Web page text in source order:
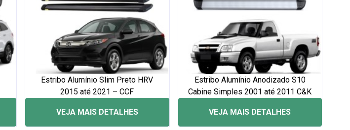
Estribo Alumínio Slim Preto HRV
2015 até 2021 – CCF
VEJA MAIS DETALHES
Estribo Alumínio Anodizado S10
Cabine Simples 2001 até 2011 C&K
VEJA MAIS DETALHES